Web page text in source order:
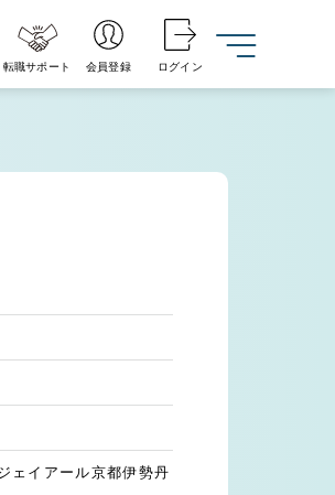
転職サポート 会員登録 ログイン
ェイアール京都伊勢丹